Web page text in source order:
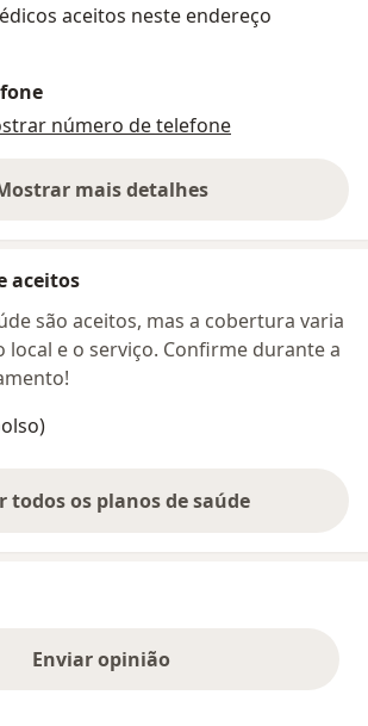
aceitos neste endereço
número de telefone
mais detalhes
sobre o endereço
aceitos
são aceitos, mas a cobertura varia
local e o serviço. Confirme durante a
todos os planos de saúde
Enviar opinião